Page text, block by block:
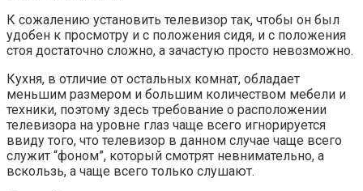
К сожалению установить телевизор так, чтобы он был
удобен к просмотру и с положения сидя, и с положения
стоя достаточно сложно, а зачастую просто невозможно.
Кухня, в отличие от остальных комнат, обладает
меньшим размером и большим количеством мебели и
техники, поэтому здесь требование о расположении
телевизора на уровне глаз чаще всего игнорируется
ввиду того, что телевизор в данном случае чаще всего
служит “фоном”, который смотрят невнимательно, а
вскользь, а чаще всего только слушают.